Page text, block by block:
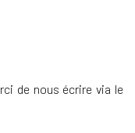
de nous écrire via le